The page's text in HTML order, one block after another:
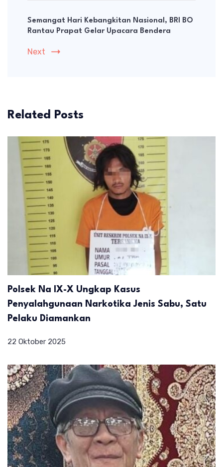
Semangat Hari Kebangkitan Nasional, BRI BO
Rantau Prapat Gelar Upacara Bendera
Next
Related Posts
Polsek Na IX-X Ungkap Kasus
Penyalahgunaan Narkotika Jenis Sabu, Satu
Pelaku Diamankan
22 Oktober 2025